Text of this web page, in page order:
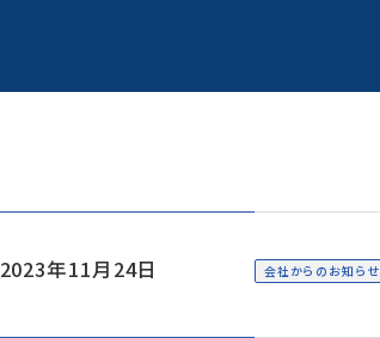
2023年11月24日 会社からのお知らせ